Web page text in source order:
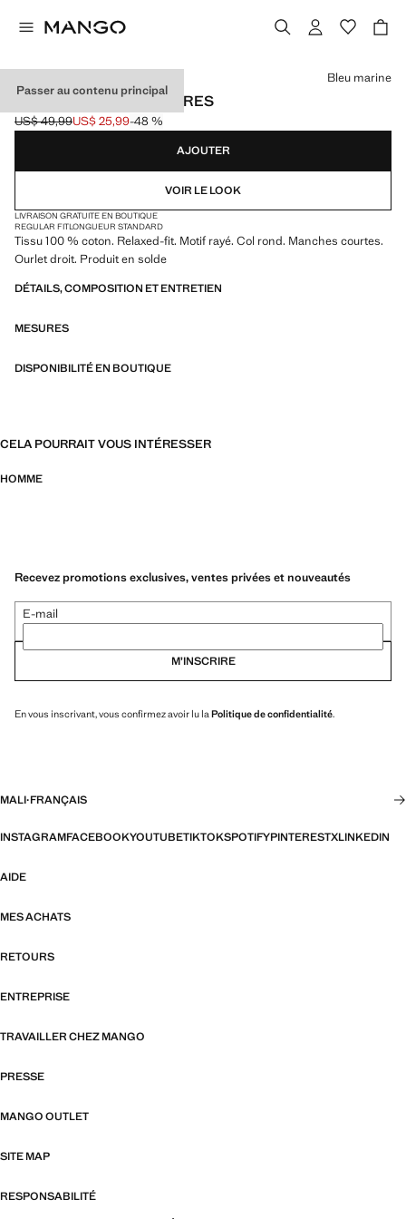
Passer au contenu principal
T-SHIRT COTON À RAYURES
Prix initial barré [US$ 49,99 ]
US$ 49,99
Prix actuel [US$ 25,99 ]
US$ 25,99-48 %
Choisissez une couleur
Bleu marine
AJOUTER
VOIR LE LOOK
LIVRAISON GRATUITE EN BOUTIQUE
REGULAR FITLONGUEUR STANDARD
Tissu 100 % coton. Relaxed-fit. Motif rayé. Col rond. Manches courtes.
Ourlet droit. Produit en solde
DÉTAILS, COMPOSITION ET ENTRETIEN
MESURES
DISPONIBILITÉ EN BOUTIQUE
CELA POURRAIT VOUS INTÉRESSER
HOMME
Recevez promotions exclusives, ventes privées et nouveautés
E-mail
M’INSCRIRE
En vous inscrivant, vous confirmez avoir lu la Politique de confidentialité.
MALI·FRANÇAIS
INSTAGRAMFACEBOOKYOUTUBETIKTOKSPOTIFYPINTERESTXLINKEDIN
AIDE
MES ACHATS
RETOURS
ENTREPRISE
TRAVAILLER CHEZ MANGO
PRESSE
MANGO OUTLET
SITE MAP
RESPONSABILITÉ